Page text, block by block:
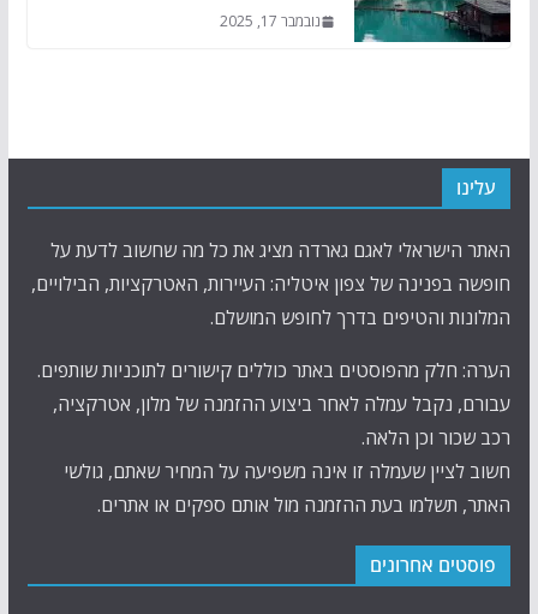
נובמבר 17, 2025
עלינו
האתר הישראלי לאגם גארדה מציג את כל מה שחשוב לדעת על
חופשה בפנינה של צפון איטליה: העיירות, האטרקציות, הבילויים,
המלונות והטיפים בדרך לחופש המושלם.
הערה: חלק מהפוסטים באתר כוללים קישורים לתוכניות שותפים.
עבורם, נקבל עמלה לאחר ביצוע ההזמנה של מלון, אטרקציה,
רכב שכור וכן הלאה.
חשוב לציין שעמלה זו אינה משפיעה על המחיר שאתם, גולשי
האתר, תשלמו בעת ההזמנה מול אותם ספקים או אתרים.
פוסטים אחרונים